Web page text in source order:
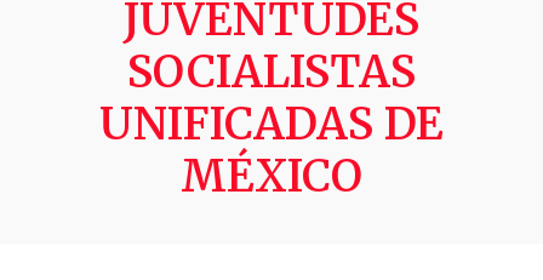
JUVENTUDES
SOCIALISTAS
UNIFICADAS DE
MÉXICO